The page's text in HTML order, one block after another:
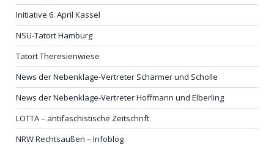
Initiative 6. April Kassel
NSU-Tatort Hamburg
Tatort Theresienwiese
News der Nebenklage-Vertreter Scharmer und Scholle
News der Nebenklage-Vertreter Hoffmann und Elberling
LOTTA – antifaschistische Zeitschrift
NRW Rechtsaußen – Infoblog